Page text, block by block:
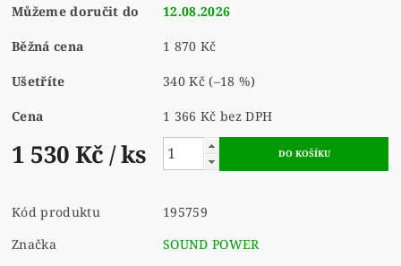
Můžeme doručit do 12.08.2026
Běžná cena 1 870 Kč
Ušetříte 340 Kč(–18 %)
Cena 1 366 Kč bez DPH
1 530 Kč / ks
Kód produktu
195759
Značka
SOUND POWER